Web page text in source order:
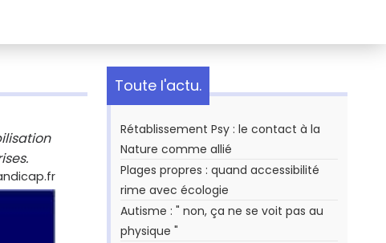
Toute l'actu.
Rétablissement Psy : le contact à la
Nature comme allié
Plages propres : quand accessibilité
rime avec écologie
Autisme : " non, ça ne se voit pas au
physique "